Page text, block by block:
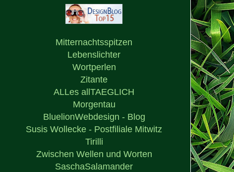
Mitternachtsspitzen
Lebenslichter
Wortperlen
Zitante
ALLes allTAEGLICH
Morgentau
BluelionWebdesign - Blog
Susis Wollecke - Postfiliale Mitwitz
Tirilli
Zwischen Wellen und Worten
SaschaSalamander